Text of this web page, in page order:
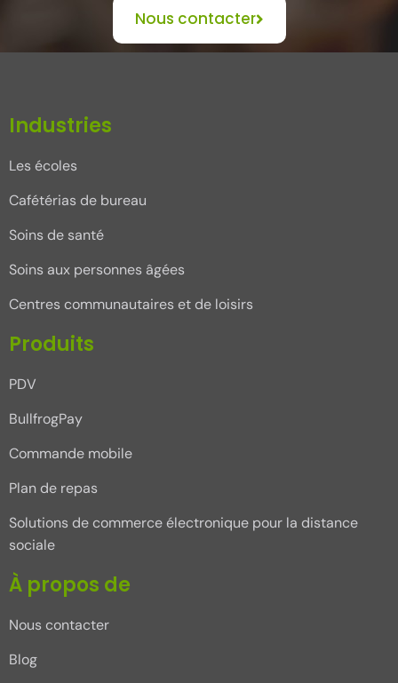
Nous contacter
Industries
Les écoles
Cafétérias de bureau
Soins de santé
Soins aux personnes âgées
Centres communautaires et de loisirs
Produits
PDV
BullfrogPay
Commande mobile
Plan de repas
Solutions de commerce électronique pour la distance
sociale
À propos de
Nous contacter
Blog